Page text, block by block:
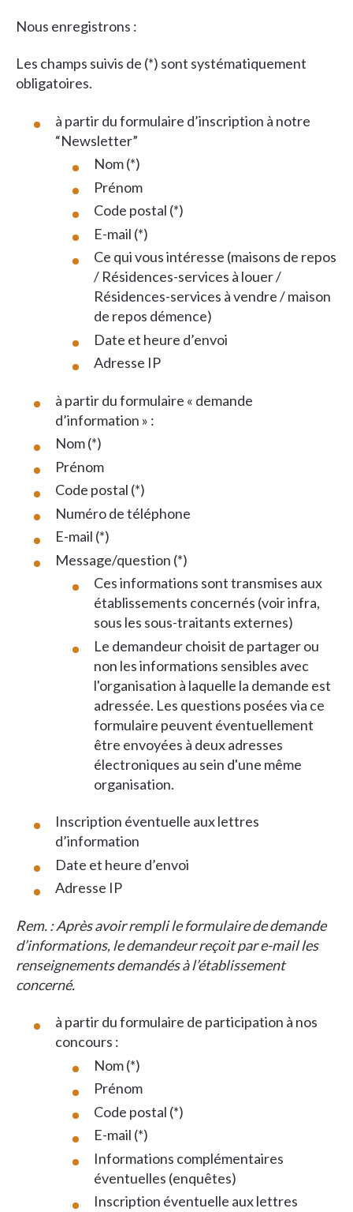
Nous enregistrons :
Les champs suivis de (*) sont systématiquement
obligatoires.
à partir du formulaire d’inscription à notre
“Newsletter”
Nom (*)
Prénom
Code postal (*)
E-mail (*)
Ce qui vous intéresse (maisons de repos
/ Résidences-services à louer /
Résidences-services à vendre / maison
de repos démence)
Date et heure d’envoi
Adresse IP
à partir du formulaire « demande
d’information » :
Nom (*)
Prénom
Code postal (*)
Numéro de téléphone
E-mail (*)
Message/question (*)
Ces informations sont transmises aux
établissements concernés (voir infra,
sous les sous-traitants externes)
Le demandeur choisit de partager ou
non les informations sensibles avec
l'organisation à laquelle la demande est
adressée. Les questions posées via ce
formulaire peuvent éventuellement
être envoyées à deux adresses
électroniques au sein d'une même
organisation.
Inscription éventuelle aux lettres
d’information
Date et heure d’envoi
Adresse IP
Rem. : Après avoir rempli le formulaire de demande
d’informations, le demandeur reçoit par e-mail les
renseignements demandés à l’établissement
concerné.
à partir du formulaire de participation à nos
concours :
Nom (*)
Prénom
Code postal (*)
E-mail (*)
Informations complémentaires
éventuelles (enquêtes)
Inscription éventuelle aux lettres